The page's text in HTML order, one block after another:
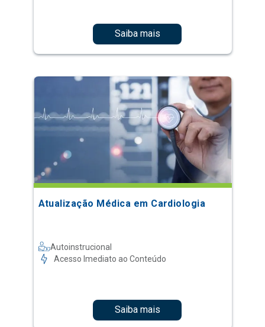
Saiba mais
Atualização Médica em Cardiologia
Autoinstrucional
Acesso Imediato ao Conteúdo
Saiba mais